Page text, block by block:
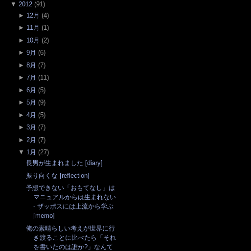
▼ 2012 (91)
► 12月 (4)
► 11月 (1)
► 10月 (2)
► 9月 (6)
► 8月 (7)
► 7月 (11)
► 6月 (5)
► 5月 (9)
► 4月 (5)
► 3月 (7)
► 2月 (7)
▼ 1月 (27)
長男が生まれました [diary]
振り向くな [reflection]
予想できない「おもてなし」は
マニュアルからは生まれない
- ザッポスには上流から学ぶ
[memo]
俺の素晴らしい考えが世界に行
き渡ることに比べたら「それ
を書いたのは誰か?」なんて